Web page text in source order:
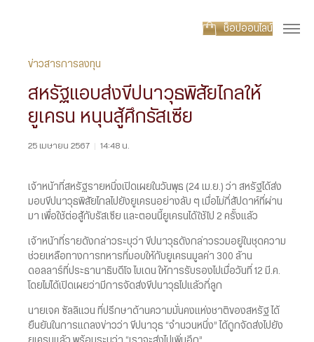
ช็อปออนไลน์
ข่าวสารการลงทุน
สหรัฐแอบส่งขีปนาวุธพิสัยไกลให้
ยูเครน หนุนสู้ศึกรัสเซีย
25 เมษายน 2567 | 14:48 น.
เจ้าหน้าที่สหรัฐรายหนึ่งเปิดเผยในวันพุธ (24 เม.ย.) ว่า สหรัฐได้ส่ง
มอบขีปนาวุธพิสัยไกลไปยังยูเครนอย่างลับ ๆ เมื่อไม่กี่สัปดาห์ที่ผ่าน
มา เพื่อใช้ต่อสู้กับรัสเซีย และตอนนี้ยูเครนได้ใช้ไป 2 ครั้งแล้ว
เจ้าหน้าที่รายดังกล่าวระบุว่า ขีปนาวุธดังกล่าวรวมอยู่ในชุดความ
ช่วยเหลือทางการทหารที่มอบให้กับยูเครนมูลค่า 300 ล้าน
ดอลลาร์ที่ประธานาธิบดีโจ ไบเดน ให้การรับรองไปเมื่อวันที่ 12 มี.ค.
โดยไม่ได้เปิดเผยว่ามีการจัดส่งขีปนาวุธไปแล้วกี่ลูก
นายเจค ซัลลิแวน ที่ปรึกษาด้านความมั่นคงแห่งชาติของสหรัฐ ได้
ยืนยันในการแถลงข่าวว่า ขีปนาวุธ “จำนวนหนึ่ง” ได้ถูกจัดส่งไปยัง